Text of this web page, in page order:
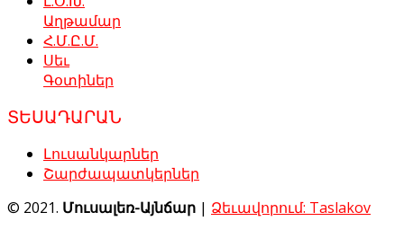
Աղթամար
Հ.Մ.Ը.Մ.
Սեւ
Գօտիներ
ՏԵՍԱԴԱՐԱՆ
Լուսանկարներ
Շարժապատկերներ
© 2021. Մուսալեռ-Այնճար | Ձեւավորում: Taslakov